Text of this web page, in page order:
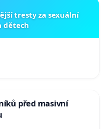
tresty za sexuální
dětech
před masivní